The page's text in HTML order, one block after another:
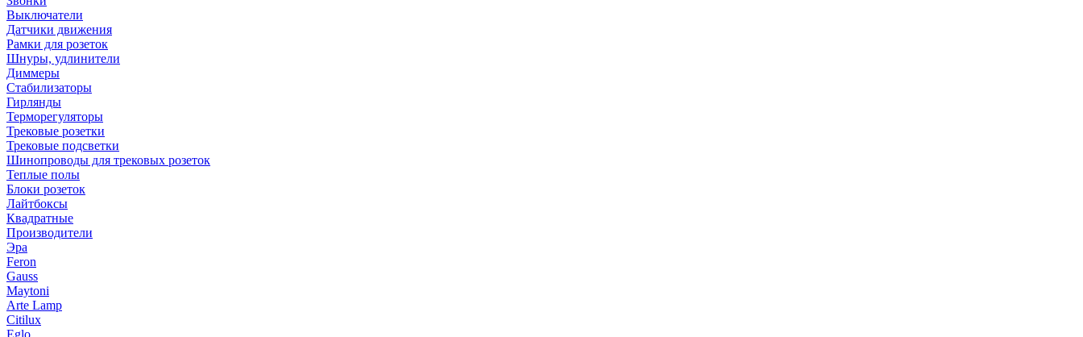
Выключатели
Датчики движения
Рамки для розеток
Шнуры, удлинители
Диммеры
Стабилизаторы
Гирлянды
Терморегуляторы
Трековые розетки
Трековые подсветки
Шинопроводы для трековых розеток
Теплые полы
Блоки розеток
Лайтбоксы
Квадратные
Производители
Эра
Feron
Gauss
Maytoni
Arte Lamp
Citilux
Eglo